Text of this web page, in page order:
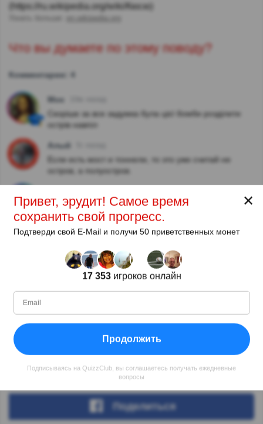
(https://ru.wikipedia.org/wiki/Кюсю)
Что вы думаете по этому поводу?
Комментарии: 4
Моє
Скоріше за все задумка була цієї бомби розділити
острів навпіл
Алый
Если есть мост и тоннели, то это уже считай не
остров, а полуостров.
школьный курс
Катя 5г. назад
Korzh [ Game Over 2017.14.11 ]
Автор
С
02.2015
Уровень
99
Очков
566776
Вопросов
2781
Поделиться
✕
Привет, эрудит! Самое время
сохранить свой прогресс.
Подтверди свой E-Mail и получи 50 приветственных монет
17 353игроков онлайн
Продолжить
Подписываясь на QuizzClub, вы соглашаетесь получать ежедневные
вопросы